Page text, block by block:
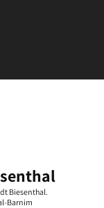
Biesenthal.
Barnim